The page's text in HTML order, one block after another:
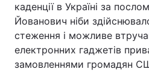
каденції в Україні за
Йованович ніби
стеження і можливе
електронних гаджетів
замовленнями громадян